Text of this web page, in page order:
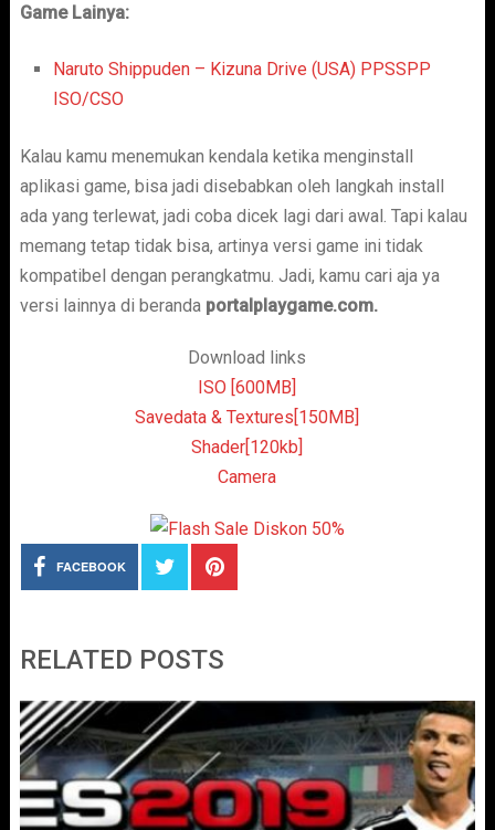
Game Lainya:
Naruto Shippuden – Kizuna Drive (USA) PPSSPP
ISO/CSO
Kalau kamu menemukan kendala ketika menginstall
aplikasi game, bisa jadi disebabkan oleh langkah install
ada yang terlewat, jadi coba dicek lagi dari awal. Tapi kalau
memang tetap tidak bisa, artinya versi game ini tidak
kompatibel dengan perangkatmu. Jadi, kamu cari aja ya
versi lainnya di beranda portalplaygame.com.
Download links
ISO [600MB]
Savedata & Textures[150MB]
Shader[120kb]
Camera
FACEBOOK
RELATED POSTS